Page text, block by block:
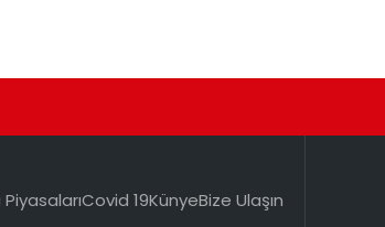
Covid 19KünyeBize Ulaşın